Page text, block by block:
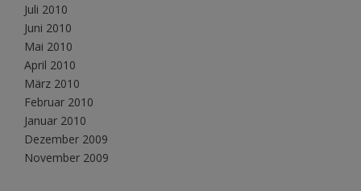
Juli 2010
Juni 2010
Mai 2010
April 2010
März 2010
Februar 2010
Januar 2010
Dezember 2009
November 2009